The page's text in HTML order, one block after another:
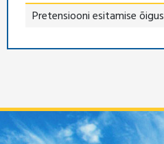
Pretensiooni esitamise õigus